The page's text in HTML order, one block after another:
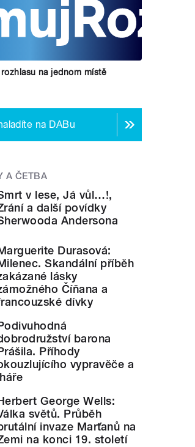
na jednom místě
na DABu
A ČETBA
v lese, Já vůl…!,
a další povídky
Andersona
Durasová:
Skandální příběh
lásky
Číňana a
dívky
barona
Příhody
vypravěče a
George Wells:
světů. Průběh
invaze Marťanů na
na konci 19. století